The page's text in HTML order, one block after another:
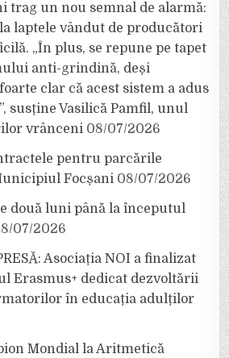
trag un nou semnal de alarmă:
laptele vândut de producători
„În plus, se repune pe tapet
anti-grindină, deși
clar că acest sistem a adus
susține Vasilică Pamfil, unul
vrânceni 08/07/2026
pentru parcările
Focșani 08/07/2026
două luni până la începutul
07/2026
Asociația NOI a finalizat
Erasmus+ dedicat dezvoltării
în educația adulților
Mondial la Aritmetică